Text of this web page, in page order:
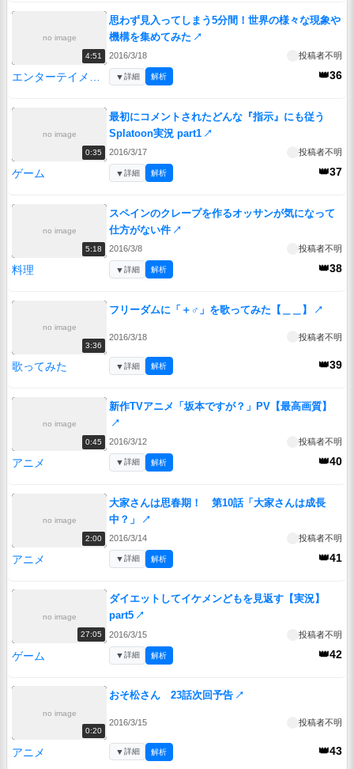
no image
4:51
思わず見入ってしまう5分間！世界の様々な現象や
機構を集めてみた ↗
2016/3/18 投稿者不明
👑36
▼詳細 解析
no image
0:35
最初にコメントされたどんな『指示』にも従う
Splatoon実況 part1 ↗
2016/3/17 投稿者不明
ゲーム 👑37
▼詳細 解析
no image
5:18
スペインのクレープを作るオッサンが気になって
仕方がない件 ↗
2016/3/8 投稿者不明
料理 👑38
▼詳細 解析
no image
3:36
フリーダムに「＋♂」を歌ってみた【＿＿】 ↗
2016/3/18 投稿者不明
歌ってみた 👑39
▼詳細 解析
no image
0:45
新作TVアニメ「坂本ですが？」PV【最高画質】
↗
2016/3/12 投稿者不明
アニメ 👑40
▼詳細 解析
no image
2:00
大家さんは思春期！ 第10話「大家さんは成長
中？」
↗
2016/3/14 投稿者不明
アニメ 👑41
▼詳細 解析
no image
27:05
ダイエットしてイケメンどもを見返す【実況】
part5 ↗
2016/3/15 投稿者不明
ゲーム 👑42
▼詳細 解析
no image
0:20
おそ松さん 23話次回予告 ↗
2016/3/15 投稿者不明
アニメ 👑43
▼詳細 解析